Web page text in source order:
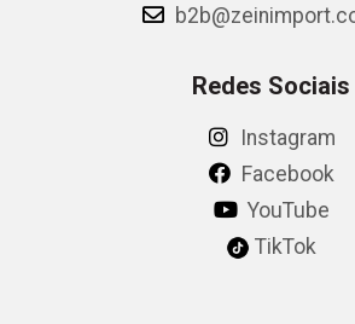
Redes Sociais
Instagram
Facebook
YouTube
TikTok